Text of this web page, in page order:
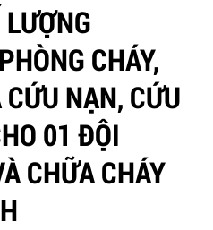
CHÁY,
NẠN, CỨU
01 ĐỘI
CHỮA CHÁY